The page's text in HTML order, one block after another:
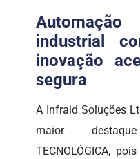
Automação
industrial
inovação
segura
A Infraid Soluções
maior
TECNOLÓGICA,